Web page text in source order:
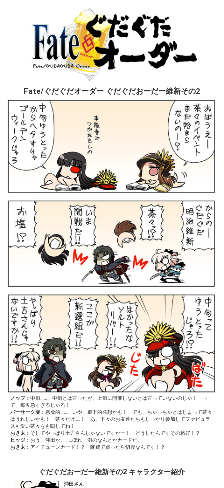
Fate/ぐだぐだオーダー ぐだぐだおーだー維新その2
ノッブ：中旬……、中旬とは言ったが、上旬に開催しないとは言っていないのじゃ！ っ
て、毎度急すぎるじゃろ！
バーサーク淀：悪魔的……、いや、殿下的発想かも！ でも、ちゃっちゃとはじまって茶々
はうれしいかも！ 茶々だけに！ あ、下々のお友達たちもしっかり参加してファビュラ
ス可愛い茶々を再臨してね！
おき太：そしてやっぱり土方さんじゃないですかー！ どうしたんですその格好！？
ヒッジ：おう、沖田か。……ほれ、例のなんとかカードだ。
おき太：アイチューンカード！？ 隊費で買ったら切腹なんです！？
ぐだぐだおーだー維新その2 キャラクター紹介
沖田さん